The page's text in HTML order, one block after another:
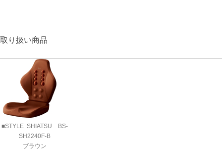
取り扱い商品
■STYLE SHIATSU BS-
SH2240F-B
ブラウン